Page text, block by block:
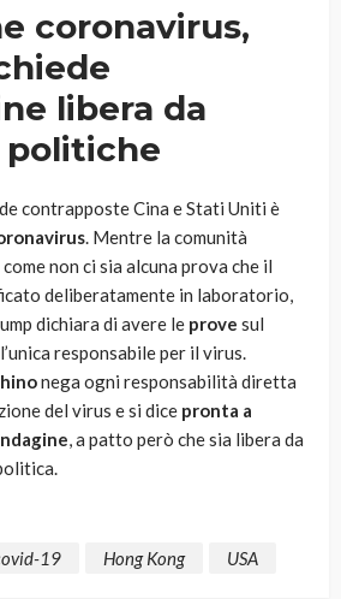
coronavirus,
libera da
politiche
contrapposte Cina e Stati Uniti è
. Mentre la comunità
non ci sia alcuna prova che il
deliberatamente in laboratorio,
dichiara di avere le prove sul
responsabile per il virus.
nega ogni responsabilità diretta
del virus e si dice pronta a
, a patto però che sia libera da
19 Hong Kong USA